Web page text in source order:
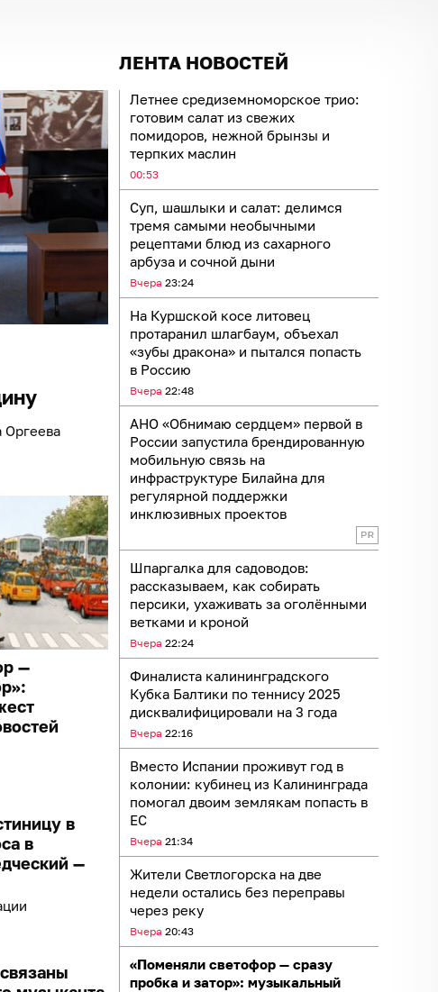
ЛЕНТА НОВОСТЕЙ
Летнее средиземноморское трио:
готовим салат из свежих
помидоров, нежной брынзы и
терпких маслин
00:53
Суп, шашлыки и салат: делимся
тремя самыми необычными
рецептами блюд из сахарного
арбуза и сочной дыни
Вчера 23:24
На Куршской косе литовец
протаранил шлагбаум, объехал
«зубы дракона» и пытался попасть
в Россию
Вчера 22:48
АНО «Обнимаю сердцем» первой в
России запустила брендированную
мобильную связь на
инфраструктуре Билайна для
регулярной поддержки
инклюзивных проектов
Шпаргалка для садоводов:
рассказываем, как собирать
персики, ухаживать за оголёнными
ветками и кроной
Вчера 22:24
Финалиста калининградского
Кубка Балтики по теннису 2025
дисквалифицировали на 3 года
Вчера 22:16
Вместо Испании проживут год в
колонии: кубинец из Калининграда
помогал двоим землякам попасть в
ЕС
Вчера 21:34
Жители Светлогорска на две
недели остались без переправы
через реку
Вчера 20:43
«Поменяли светофор — сразу
пробка и затор»: музыкальный
Оргеева
—
в
в
—